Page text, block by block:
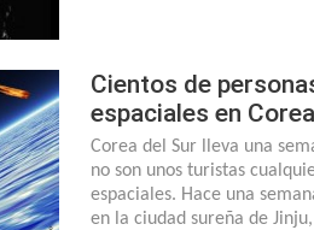
Cientos de
espaciales en
Corea del Sur lleva una
no son unos turistas
espaciales. Hace una
en la ciudad sureña de